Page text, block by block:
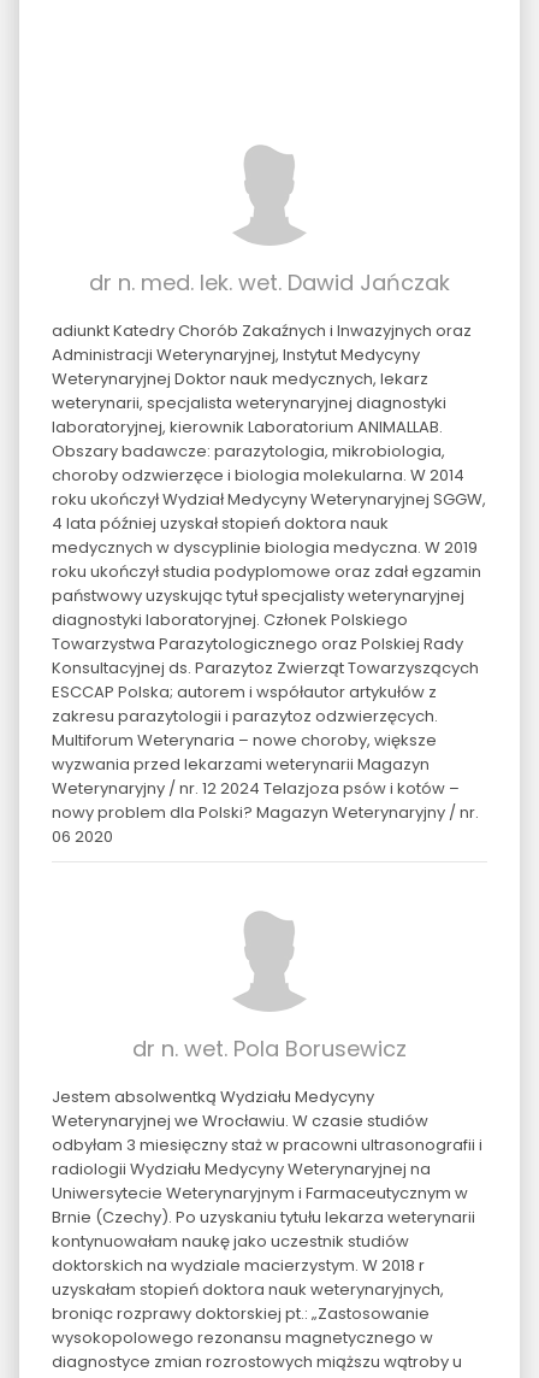
dr n. med. lek. wet. Dawid Jańczak
adiunkt Katedry Chorób Zakaźnych i Inwazyjnych oraz
Administracji Weterynaryjnej, Instytut Medycyny
Weterynaryjnej Doktor nauk medycznych, lekarz
weterynarii, specjalista weterynaryjnej diagnostyki
laboratoryjnej, kierownik Laboratorium ANIMALLAB.
Obszary badawcze: parazytologia, mikrobiologia,
choroby odzwierzęce i biologia molekularna. W 2014
roku ukończył Wydział Medycyny Weterynaryjnej SGGW,
4 lata później uzyskał stopień doktora nauk
medycznych w dyscyplinie biologia medyczna. W 2019
roku ukończył studia podyplomowe oraz zdał egzamin
państwowy uzyskując tytuł specjalisty weterynaryjnej
diagnostyki laboratoryjnej. Członek Polskiego
Towarzystwa Parazytologicznego oraz Polskiej Rady
Konsultacyjnej ds. Parazytoz Zwierząt Towarzyszących
ESCCAP Polska; autorem i współautor artykułów z
zakresu parazytologii i parazytoz odzwierzęcych.
Multiforum Weterynaria – nowe choroby, większe
wyzwania przed lekarzami weterynarii Magazyn
Weterynaryjny / nr. 12 2024 Telazjoza psów i kotów –
nowy problem dla Polski? Magazyn Weterynaryjny / nr.
06 2020
dr n. wet. Pola Borusewicz
Jestem absolwentką Wydziału Medycyny
Weterynaryjnej we Wrocławiu. W czasie studiów
odbyłam 3 miesięczny staż w pracowni ultrasonografii i
radiologii Wydziału Medycyny Weterynaryjnej na
Uniwersytecie Weterynaryjnym i Farmaceutycznym w
Brnie (Czechy). Po uzyskaniu tytułu lekarza weterynarii
kontynuowałam naukę jako uczestnik studiów
doktorskich na wydziale macierzystym. W 2018 r
uzyskałam stopień doktora nauk weterynaryjnych,
broniąc rozprawy doktorskiej pt.: „Zastosowanie
wysokopolowego rezonansu magnetycznego w
diagnostyce zmian rozrostowych miąższu wątroby u